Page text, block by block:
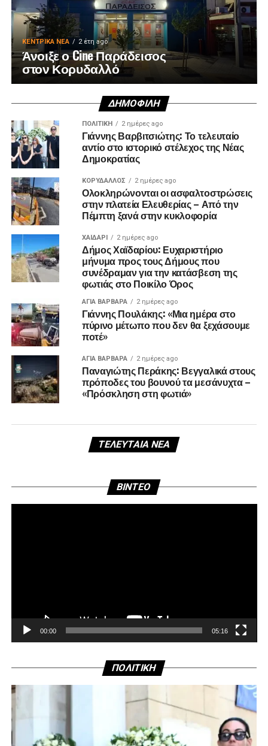
ΚΕΝΤΡΙΚΑ ΝΕΑ 2 έτη ago
Άνοιξε ο Cine Παράδεισος
στον Κορυδαλλό
ΔΗΜΟΦΙΛΉ
ΠΟΛΙΤΙΚΉ 2 ημέρες ago
Γιάννης Βαρβιτσιώτης: Το τελευταίο
αντίο στο ιστορικό στέλεχος της Νέας
Δημοκρατίας
ΚΟΡΥΔΑΛΛΟΣ 2 ημέρες ago
Ολοκληρώνονται οι ασφαλτοστρώσεις
στην πλατεία Ελευθερίας – Από την
Πέμπτη ξανά στην κυκλοφορία
ΧΑΪΔΑΡΙ 2 ημέρες ago
Δήμος Χαϊδαρίου: Ευχαριστήριο
μήνυμα προς τους Δήμους που
συνέδραμαν για την κατάσβεση της
φωτιάς στο Ποικίλο Όρος
ΑΓΙΑ ΒΑΡΒΑΡΑ 2 ημέρες ago
Γιάννης Πουλάκης: «Μια ημέρα στο
πύρινο μέτωπο που δεν θα ξεχάσουμε
ποτέ»
ΑΓΙΑ ΒΑΡΒΑΡΑ 2 ημέρες ago
Παναγιώτης Περάκης: Βεγγαλικά στους
πρόποδες του βουνού τα μεσάνυχτα –
«Πρόσκληση στη φωτιά»
ΤΕΛΕΥΤΑΊΑ ΝΈΑ
BINTEO
00:00 05:16
ΠΟΛΙΤΙΚΗ